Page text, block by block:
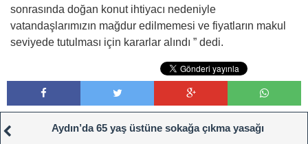
sonrasında doğan konut ihtiyacı nedeniyle
vatandaşlarımızın mağdur edilmemesi ve fiyatların makul
seviyede tutulması için kararlar alındı ” dedi.
Aydın’da 65 yaş üstüne sokağa çıkma yasağı